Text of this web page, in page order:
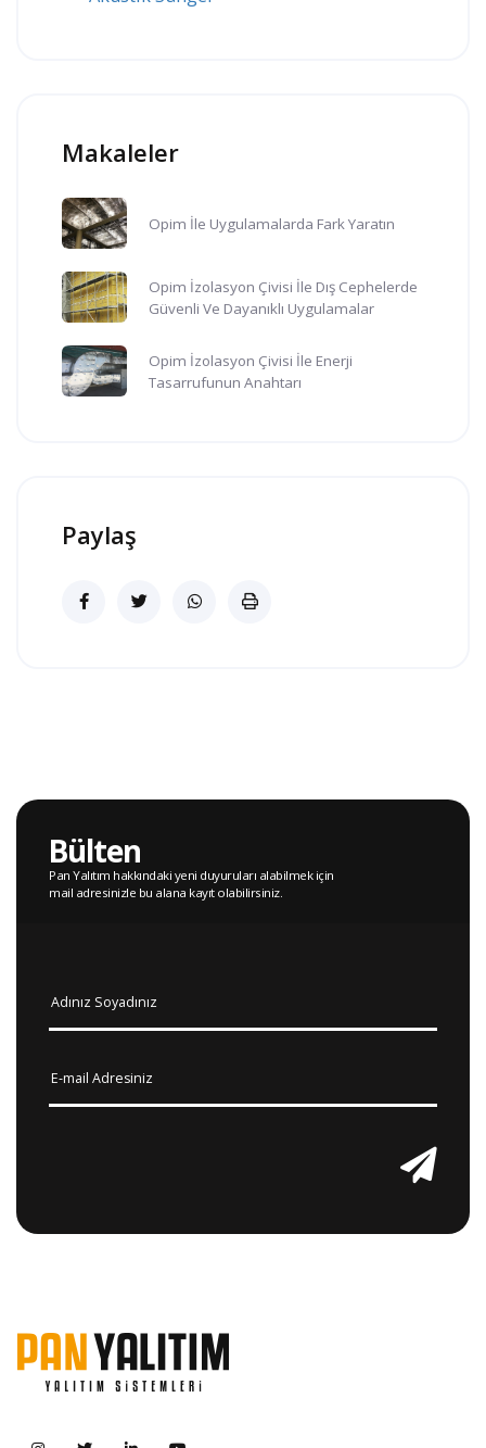
Makaleler
Opim İle Uygulamalarda Fark Yaratın
Opim İzolasyon Çivisi İle Dış Cephelerde
Güvenli Ve Dayanıklı Uygulamalar
Opim İzolasyon Çivisi İle Enerji
Tasarrufunun Anahtarı
Paylaş
Bülten
Pan Yalıtım hakkındaki yeni duyuruları alabilmek için
mail adresinizle bu alana kayıt olabilirsiniz.